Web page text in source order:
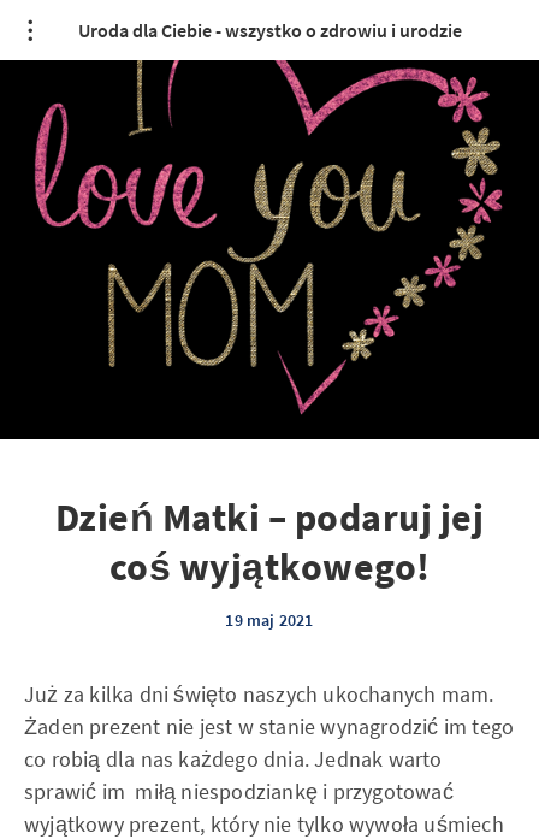
Uroda dla Ciebie - wszystko o zdrowiu i urodzie
Dzień Matki – podaruj jej
coś wyjątkowego!
19 maj 2021
Już za kilka dni święto naszych ukochanych mam.
Żaden prezent nie jest w stanie wynagrodzić im tego
co robią dla nas każdego dnia. Jednak warto
sprawić im miłą niespodziankę i przygotować
wyjątkowy prezent, który nie tylko wywoła uśmiech